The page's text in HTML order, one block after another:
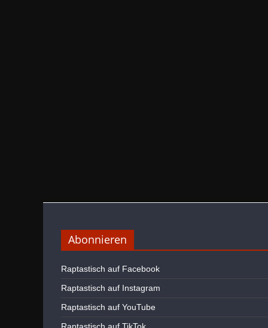
Abonnieren
Raptastisch auf Facebook
Raptastisch auf Instagram
Raptastisch auf YouTube